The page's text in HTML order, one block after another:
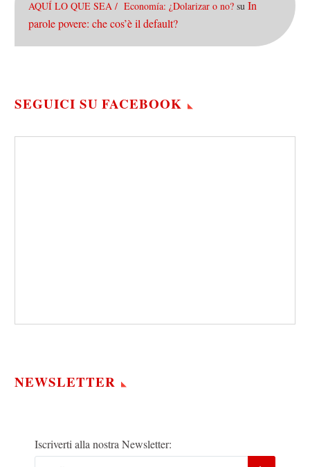
AQUÍ LO QUE SEA / Economía: ¿Dolarizar o no? su In
parole povere: che cos’è il default?
SEGUICI SU FACEBOOK
NEWSLETTER
Iscriverti alla nostra Newsletter: